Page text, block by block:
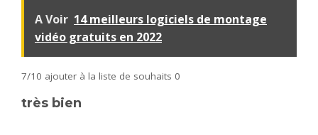
A Voir 14 meilleurs logiciels de montage
vidéo gratuits en 2022
7/10 ajouter à la liste de souhaits 0
très bien